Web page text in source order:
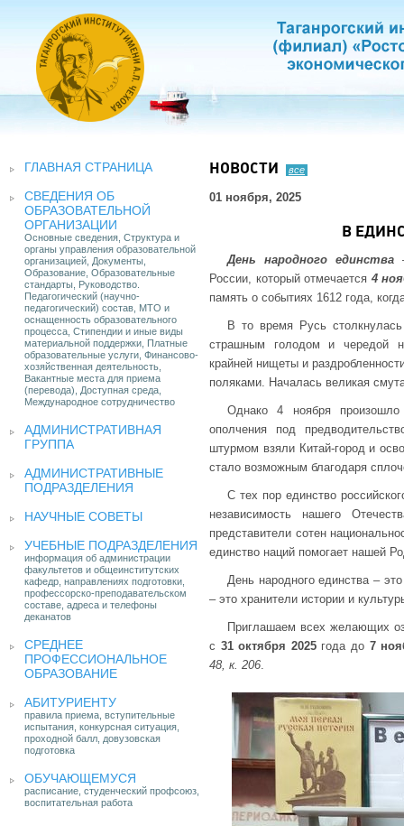
ГЛАВНАЯ СТРАНИЦА
СВЕДЕНИЯ ОБ
ОБРАЗОВАТЕЛЬНОЙ
ОРГАНИЗАЦИИ
Основные сведения, Структура и
органы управления образовательной
организацией, Документы,
Образование, Образовательные
стандарты, Руководство.
Педагогический (научно-
педагогический) состав, МТО и
оснащенность образовательного
процесса, Стипендии и иные виды
материальной поддержки, Платные
образовательные услуги, Финансово-
хозяйственная деятельность,
Вакантные места для приема
(перевода), Доступная среда,
Международное сотрудничество
АДМИНИСТРАТИВНАЯ
ГРУППА
АДМИНИСТРАТИВНЫЕ
ПОДРАЗДЕЛЕНИЯ
НАУЧНЫЕ СОВЕТЫ
УЧЕБНЫЕ ПОДРАЗДЕЛЕНИЯ
информация об администрации
факультетов и общеинститутских
кафедр, направлениях подготовки,
профессорско-преподавательском
составе, адреса и телефоны
деканатов
СРЕДНЕЕ
ПРОФЕССИОНАЛЬНОЕ
ОБРАЗОВАНИЕ
АБИТУРИЕНТУ
правила приема, вступительные
испытания, конкурсная ситуация,
проходной балл, довузовская
подготовка
ОБУЧАЮЩЕМУСЯ
расписание, студенческий профсоюз,
воспитательная работа
НОВОСТИ все
01 ноября, 2025
В
День народного единства
России, который отмечается 4
память о событиях 1612 года,
В то время Русь
страшным голодом и чередой
крайней нищеты и
поляками. Началась великая
Однако 4 ноября произошло
ополчения под
штурмом взяли Китай-город и
стало возможным благодаря
С тех пор единство
независимость нашего
представители сотен
единство наций помогает нашей
День народного единства –
– это хранители истории и
Приглашаем всех желающих
с 31 октября 2025года до 7
48, к. 206.